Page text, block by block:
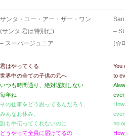
サンタ・ユー・アー・ザー・ワン
(サンタ 君は特別だ)
– スーパージュニア
君はやってくる
世界中の全ての子供の元へ
いつも時間通り、絶対遅刻しない
毎年ね
その仕事をどう思ってるんだろう,
みんなお休み,
誰も手伝ってくれないのに
どうやって全員に届けてるの
–
(슈
You
to
no